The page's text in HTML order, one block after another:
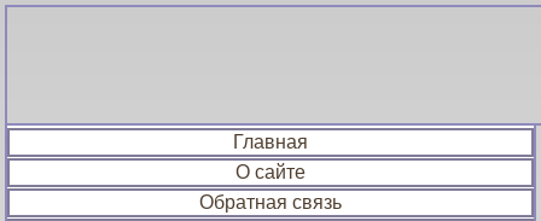
Главная
О сайте
Обратная связь